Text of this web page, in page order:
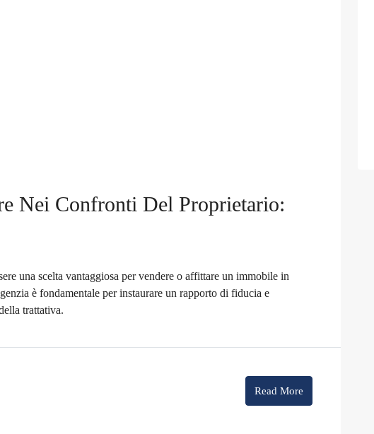
Nei Confronti Del Proprietario:
una scelta vantaggiosa per vendere o affittare un immobile in
è fondamentale per instaurare un rapporto di fiducia e
trattativa.
Read More